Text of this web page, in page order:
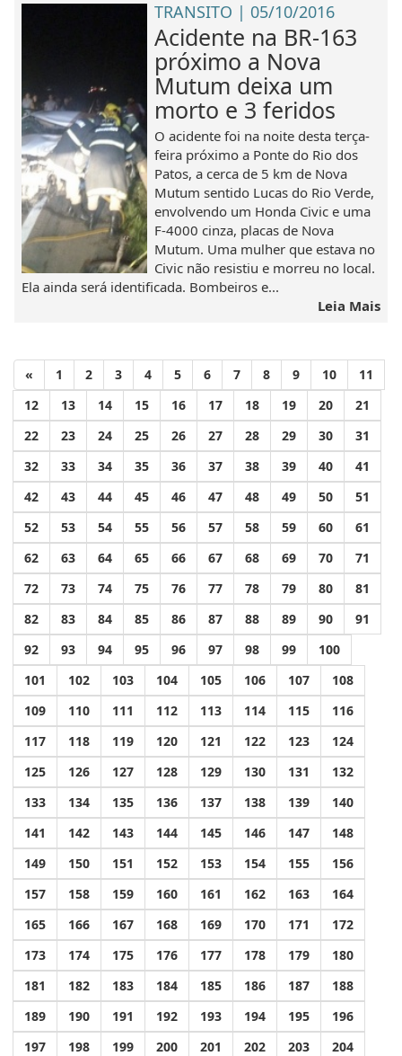
TRANSITO | 05/10/2016
Acidente na BR-163
próximo a Nova
Mutum deixa um
morto e 3 feridos
O acidente foi na noite desta terça-
feira próximo a Ponte do Rio dos
Patos, a cerca de 5 km de Nova
Mutum sentido Lucas do Rio Verde,
envolvendo um Honda Civic e uma
F-4000 cinza, placas de Nova
Mutum. Uma mulher que estava no
Civic não resistiu e morreu no local.
Ela ainda será identificada. Bombeiros e...
Leia Mais
« 1 2 3 4 5 6 7 8 9 10
11
12
13 14 15 16 17 18 19 20
21
22
23 24 25 26 27 28 29 30
31
32
33 34 35 36 37 38 39 40
41
42
43 44 45 46 47 48 49 50
51
52
53 54 55 56 57 58 59 60
61
62
63 64 65 66 67 68 69 70
71
72
73 74 75 76 77 78 79 80
81
82
83 84 85 86 87 88 89 90
91
92
93 94 95 96 97 98 99
100
101
102 103 104 105 106 107
108
109
110 111 112 113 114 115
116
117
118 119 120 121 122 123
124
125
126 127 128 129 130 131
132
133
134 135 136 137 138 139
140
141
142 143 144 145 146 147
148
149
150 151 152 153 154 155
156
157
158 159 160 161 162 163
164
165
166 167 168 169 170 171
172
173
174 175 176 177 178 179
180
181
182 183 184 185 186 187
188
189
190 191 192 193 194 195
196
197
198 199 200 201 202 203 204